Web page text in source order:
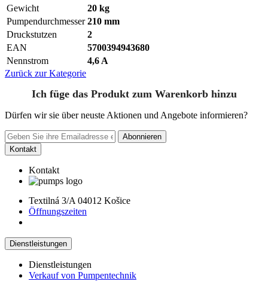
Gewicht
20 kg
Pumpendurchmesser 210 mm
Druckstutzen
2
EAN
5700394943680
Nennstrom
4,6 A
Zurück zur Kategorie
Ich füge das Produkt zum Warenkorb hinzu
Dürfen wir sie über neuste Aktionen und Angebote informieren?
Abonnieren
Kontakt
Kontakt
Textilná 3/A 04012 Košice
Öffnungszeiten
Dienstleistungen
Dienstleistungen
Verkauf von Pumpentechnik